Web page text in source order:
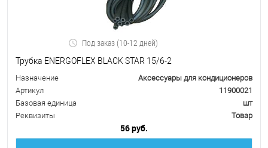
Под заказ (10-12 дней)
Трубка ENERGOFLEX BLACK STAR 15/6-2
Назначение
Аксессуары для кондиционеров
Артикул
11900021
Базовая единица
шт
Реквизиты
Товар
56 руб.